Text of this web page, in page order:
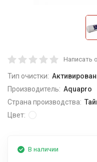
Написать
Тип очистки:
Производитель: Aquapro
Страна производства:
Цвет:
В наличии